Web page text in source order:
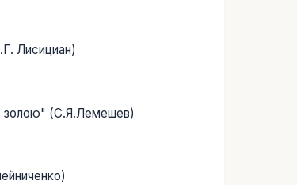
Лисициан)
золою" (С.Я.Лемешев)